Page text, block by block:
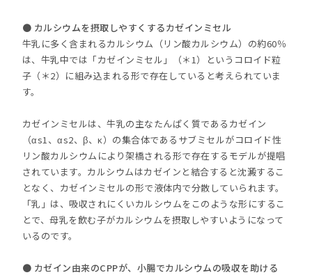
● カルシウムを摂取しやすくするカゼインミセル
牛乳に多く含まれるカルシウム（リン酸カルシウム）の約60％
は、牛乳中では「カゼインミセル」（＊1）というコロイド粒
子（＊2）に組み込まれる形で存在していると考えられていま
す。
カゼインミセルは、牛乳の主なたんぱく質であるカゼイン
（αs1、αs2、β、κ）の集合体であるサブミセルがコロイド性
リン酸カルシウムにより架橋される形で存在するモデルが提唱
されています。カルシウムはカゼインと結合すると沈澱するこ
となく、カゼインミセルの形で液体内で分散していられます。
「乳」は、吸収されにくいカルシウムをこのような形にするこ
とで、母乳を飲む子がカルシウムを摂取しやすいようになって
いるのです。
● カゼイン由来のCPPが、小腸でカルシウムの吸収を助ける